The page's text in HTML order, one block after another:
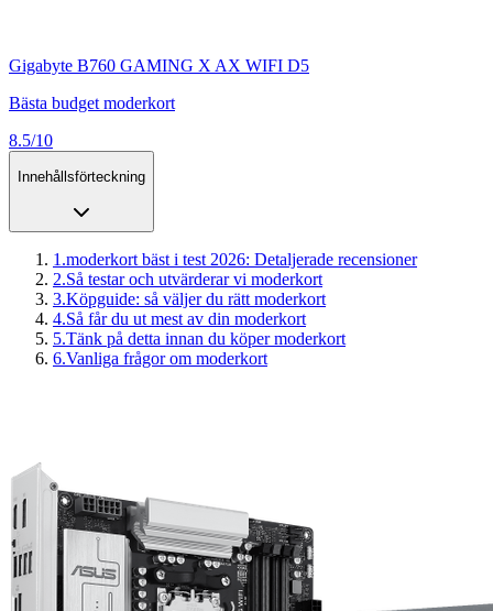
Gigabyte B760 GAMING X AX WIFI D5
Bästa budget moderkort
8.5/10
Innehållsförteckning
1 .moderkort bäst i test 2026: Detaljerade recensioner
2.Så testar och utvärderar vi moderkort
3.Köpguide: så väljer du rätt moderkort
4.Så får du ut mest av din moderkort
5.Tänk på detta innan du köper moderkort
6.Vanliga frågor om moderkort